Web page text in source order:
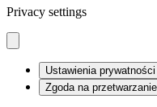
Privacy settings
Ustawienia prywatności
Zgoda na